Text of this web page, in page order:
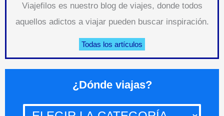
Viajefilos es nuestro blog de viajes, donde todos
aquellos adictos a viajar pueden buscar inspiración.
Todas los artículos
¿Dónde viajas?